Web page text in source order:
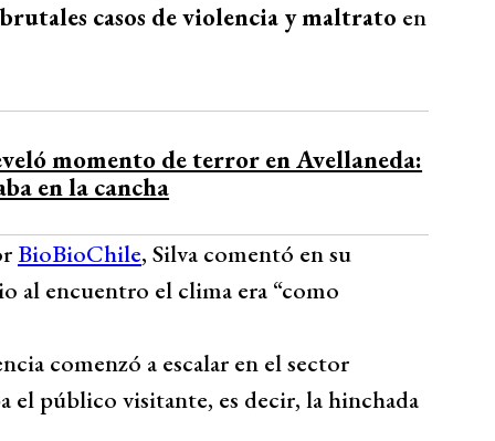
casos de violencia y maltrato en
momento de terror en Avellaneda:
en la cancha
BioBioChile, Silva comentó en su
al encuentro el clima era “como
comenzó a escalar en el sector
el público visitante, es decir, la hinchada